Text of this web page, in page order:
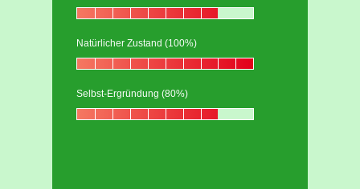
Natürlicher Zustand (100%)
Selbst-Ergründung (80%)